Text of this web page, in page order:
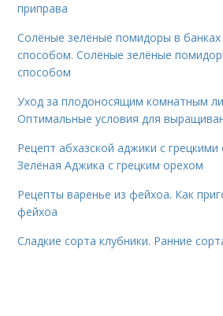
приправа
Солёные зелёные помидоры в
способом. Солёные зелёные
способом
Уход за плодоносящим комнатным
Оптимальные условия для
Рецепт абхазской аджики с грецкими
Зелёная Аджика с грецким орехом
Рецепты варенье из фейхоа. Как
фейхоа
Сладкие сорта клубники. Ранние